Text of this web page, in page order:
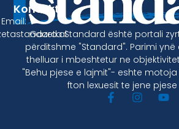
Gazeta Standard është portali
përditshme "Standard". Parimi
thelluar i mbeshtetur ne
"Behu pjese e lajmit"- eshte
fton lexuesit te jene
Kontakt
Email: